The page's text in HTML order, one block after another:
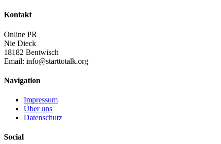
Kontakt
Online PR
Nie Dieck
18182 Bentwisch
Email: info@starttotalk.org
Navigation
Impressum
Über uns
Datenschutz
Social